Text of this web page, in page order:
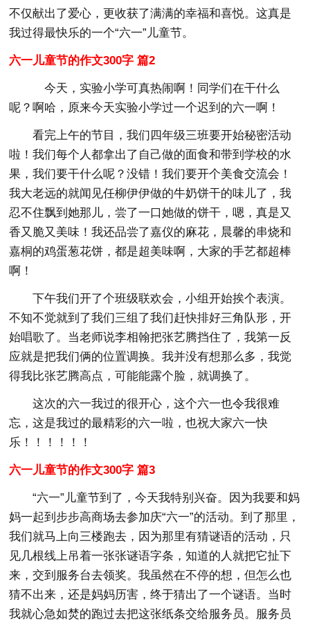
不仅献出了爱心，更收获了满满的幸福和喜悦。这真是
我过得最快乐的一个“六一”儿童节。
六一儿童节的作文300字 篇2
今天，实验小学可真热闹啊！同学们在干什么
呢？啊哈，原来今天实验小学过一个迟到的六一啊！
看完上午的节目，我们四年级三班要开始秘密活动
啦！我们每个人都拿出了自己做的面食和带到学校的水
果，我们要干什么呢？没错！我们要开个美食交流会！
我大老远的就闻见任柳伊伊做的牛奶饼干的味儿了，我
忍不住飘到她那儿，尝了一口她做的饼干，嗯，真是又
香又脆又美味！我还品尝了嘉仪的麻花，晨馨的串烧和
嘉桐的鸡蛋葱花饼，都是超美味啊，大家的手艺都超棒
啊！
下午我们开了个班级联欢会，小组开始挨个表演。
不知不觉就到了我们三组了我们赶快排好三角队形，开
始唱歌了。当老师说李相翰把张艺腾挡住了，我第一反
应就是把我们俩的位置调换。我并没有想那么多，我觉
得我比张艺腾高点，可能能露个脸，就调换了。
这次的六一我过的很开心，这个六一也令我很难
忘，这是我过的最精彩的六一啦，也祝大家六一快
乐！！！！！！
六一儿童节的作文300字 篇3
“六一”儿童节到了，今天我特别兴奋。因为我要和妈
妈一起到步步高商场去参加庆“六一”的活动。到了那里，
我们就马上向三楼跑去，因为那里有猜谜语的活动，只
见几根线上吊着一张张谜语字条，知道的人就把它扯下
来，交到服务台去领奖。我虽然在不停的想，但怎么也
猜不出来，还是妈妈历害，终于猜出了一个谜语。当时
我就心急如焚的跑过去把这张纸条交给服务员。服务员